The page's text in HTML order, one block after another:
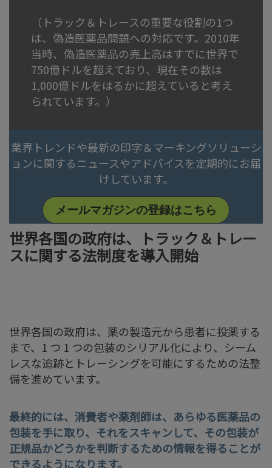
（トラック＆トレースの重要な役割の1つ
は、偽造医薬品問題への対応です。2010年
当時、偽造医薬品の売上高はすでに世界で
750億ドルを超えており、現在その数は
1,000億ドルをはるかに超えていると考え
られています。）
業界トレンドや最新の印字＆マーキングソリューシ
ョンに関するニュースやアドバイスを定期的にお届
けしています。
メールマガジンの登録はこちら
世界各国の政府は、トラック＆トレー
スに関する法制度を導入開始
世界各国の政府は、薬の製造元から患者に投薬する
まで、1 つ 1 つの包装のシリアル化により、シーム
レスな追跡とトレーシングを可能にするための法整
備を進めています。
最終的には、消費者や薬剤師は、あらゆる医薬品の
包装を手に取り、それをスキャンして、その包装が
正規品かどうかを判断するための情報を得ることが
できるようになります。